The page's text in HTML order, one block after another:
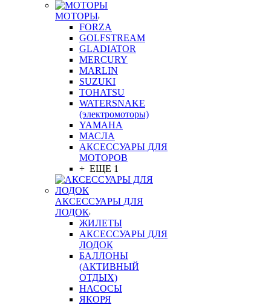
МОТОРЫ
FORZA
GOLFSTREAM
GLADIATOR
MERCURY
MARLIN
SUZUKI
TOHATSU
WATERSNAKE
(электромоторы)
YAMAHA
МАСЛА
АКСЕССУАРЫ ДЛЯ
МОТОРОВ
+ ЕЩЕ 1
АКСЕССУАРЫ ДЛЯ
ЛОДОК
ЖИЛЕТЫ
АКСЕССУАРЫ ДЛЯ
ЛОДОК
БАЛЛОНЫ
(АКТИВНЫЙ
ОТДЫХ)
НАСОСЫ
ЯКОРЯ